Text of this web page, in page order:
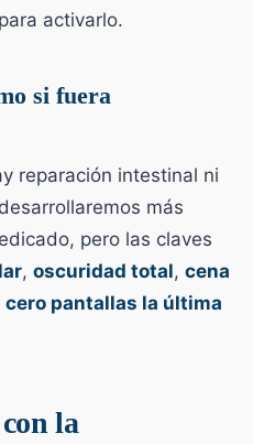
activarlo.
si fuera
reparación intestinal ni
más
pero las claves
, oscuridad total, cena
cero pantallas la última
la